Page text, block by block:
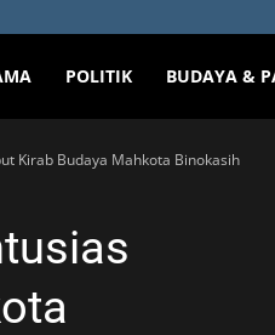
POLITIK BUDAYA &
Kirab Budaya Mahkota Binokasih